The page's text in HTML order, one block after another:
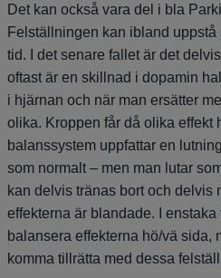
Det kan också vara del i bla
Felställningen kan ibland
tid. I det senare fallet är det
oftast är en skillnad i dopamin
i hjärnan och när man ersätter
olika. Kroppen får då olika effekt
balanssystem uppfattar en
som normalt – men man lutar
kan delvis tränas bort och delvis
effekterna är blandade. I
balansera effekterna hö/vä sida,
komma tillrätta med dessa